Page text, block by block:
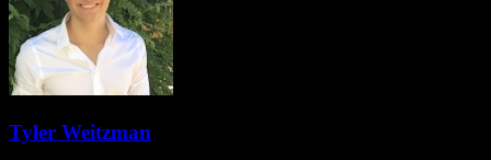
Tyler Weitzman